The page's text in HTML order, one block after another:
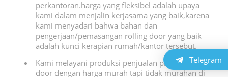
perkantoran.harga yang fleksibel adalah upaya
kami dalam menjalin kerjasama yang baik,karena
kami menyadari bahwa bahan dan
pengerjaan/pemasangan rolling door yang baik
adalah kunci kerapian rumah/kantor tersebut.
Kami melayani produksi penjualan produk rolling
door dengan harga murah tapi tidak murahan di
Telegram